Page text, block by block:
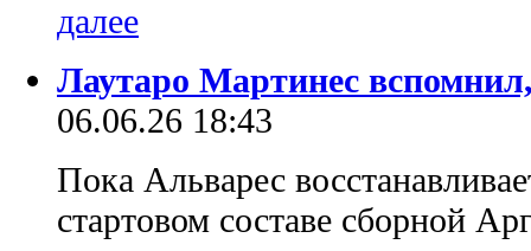
Лаутаро Мартинес
06.06.26 18:43
Пока Альварес
стартовом составе сборной